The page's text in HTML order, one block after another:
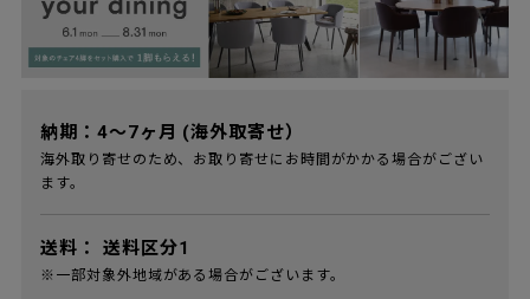
納期：4～7ヶ月 (海外取寄せ）
海外取り寄せのため、お取り寄せにお時間がかかる場合がござい
ます。
送料： 送料区分1
※一部対象外地域がある場合がございます。